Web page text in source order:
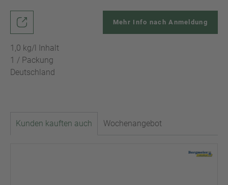
1,0 kg/l Inhalt
1 / Packung
Deutschland
Mehr Info nach Anmeldung
Kunden kauften auch Wochenangebot